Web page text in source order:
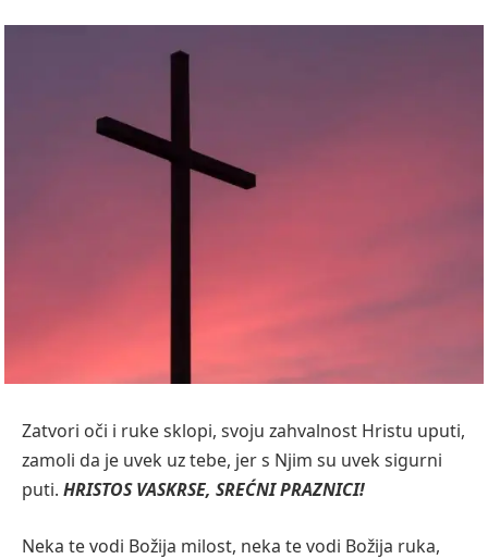
Zatvori oči i ruke sklopi, svoju zahvalnost Hristu uputi,
zamoli da je uvek uz tebe, jer s Njim su uvek sigurni
puti. HRISTOS VASKRSE, SREĆNI PRAZNICI!
Neka te vodi Božija milost, neka te vodi Božija ruka,